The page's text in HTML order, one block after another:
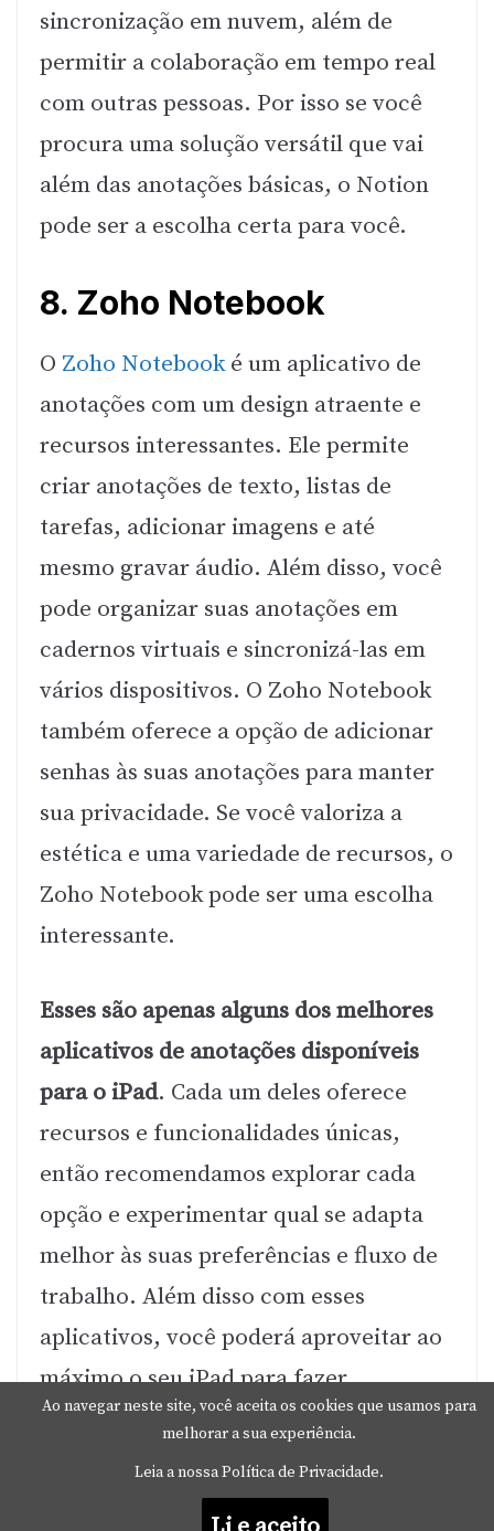
sincronização em nuvem, além de
permitir a colaboração em tempo real
com outras pessoas. Por isso se você
procura uma solução versátil que vai
além das anotações básicas, o Notion
pode ser a escolha certa para você.
8. Zoho Notebook
O Zoho Notebooké um aplicativo de
anotações com um design atraente e
recursos interessantes. Ele permite
criar anotações de texto, listas de
tarefas, adicionar imagens e até
mesmo gravar áudio. Além disso, você
pode organizar suas anotações em
cadernos virtuais e sincronizá-las em
vários dispositivos. O Zoho Notebook
também oferece a opção de adicionar
senhas às suas anotações para manter
sua privacidade. Se você valoriza a
estética e uma variedade de recursos, o
Zoho Notebook pode ser uma escolha
interessante.
Esses são apenas alguns dos melhores
aplicativos de anotações disponíveis
para o iPad. Cada um deles oferece
recursos e funcionalidades únicas,
então recomendamos explorar cada
opção e experimentar qual se adapta
melhor às suas preferências e fluxo de
trabalho. Além disso com esses
aplicativos, você poderá aproveitar ao
máximo o seu iPad para fazer
anotações, organizar suas informações
e aumentar sua produtividade. Por fim
escolha o aplicativo que mais se alinha
Ao navegar neste site, você aceita os cookies que usamos para
melhorar a sua experiência.
Leia a nossa Política de Privacidade.